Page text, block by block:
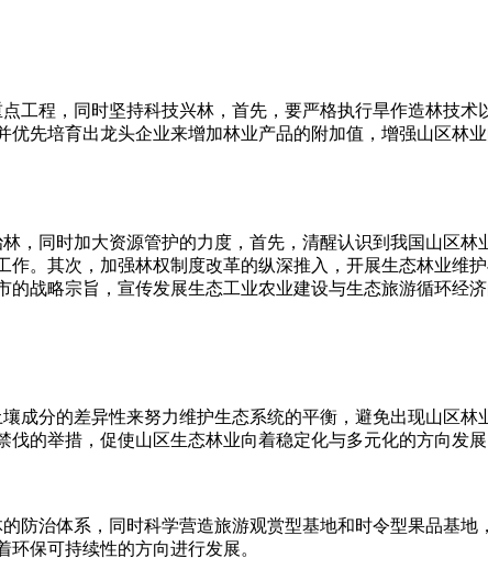
程，同时坚持科技兴林，首先，要严格执行旱作造林技术
先培育出龙头企业来增加林业产品的附加值，增强山区林
同时加大资源管护的力度，首先，清醒认识到我国山区林
。其次，加强林权制度改革的纵深推入，开展生态林业维
战略宗旨，宣传发展生态工业农业建设与生态旅游循环经济
分的差异性来努力维护生态系统的平衡，避免出现山区林
的举措，促使山区生态林业向着稳定化与多元化的方向发展
治体系，同时科学营造旅游观赏型基地和时令型果品基地
保可持续性的方向进行发展。